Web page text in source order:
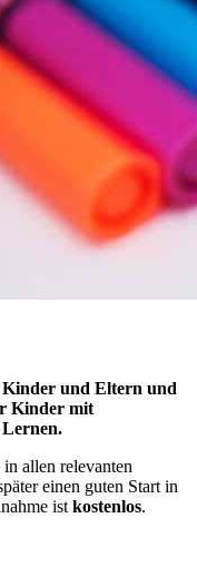
und Eltern und
Kinder mit
allen relevanten
einen guten Start in
ist kostenlos.